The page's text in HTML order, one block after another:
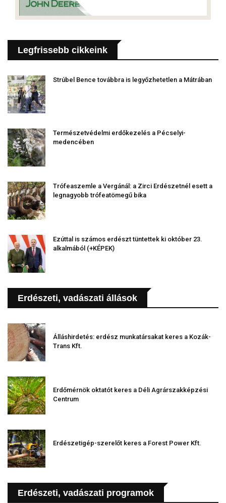
Legfrissebb cikkeink
Strúbel Bence továbbra is legyőzhetetlen a Mátrában
Természetvédelmi erdőkezelés a Pécselyi-
medencében
Trófeaszemle a Vergánál: a Zirci Erdészetnél esett a
legnagyobb trófeatömegű bika
Ezúttal is számos erdészt tüntettek ki október 23.
alkalmából (+KÉPEK)
Erdészeti, vadászati állások
Álláshirdetés: erdész munkatársakat keres a Kozák-
Trans Kft.
Erdőmérnök oktatót keres a Déli Agrárszakképzési
Centrum
Erdészetigép-szerelőt keres a Forest Power Kft.
Erdészeti, vadászati programok